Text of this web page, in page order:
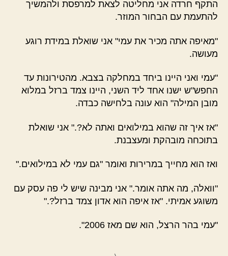
התקף חרדה אני מחליטה לצאת למרפסת ולהמשיך
להתעמת עם הבחור המוזר.
"מאיפה אתה מכיר את עמי" אני שואלת במידת רוגע
מעושה.
"עמי ואני היינו ביחד במחלקה בצבא. מהטירונות עד
החפש"ש ישנו אחד ליד השני, היינו צמד ברזל במלוא
מובן המילה" הוא עונה בלחישה כבדה.
"אז איך זה שהוא במילואים ואתה לא?." אני שואלת
בתוכחה מובהקת ומעצבנת.
ואז הוא מחייך במרירות ואומר "גם עמי לא במילואים."
"וואלה, מה אתה אומר." אני מבינה שיש לי פה עסק עם
משוגע אמיתי. "אז איפה הוא אדון צמד ברזל?."
"עמי בהר הרצל, הוא שם מאז 2006".